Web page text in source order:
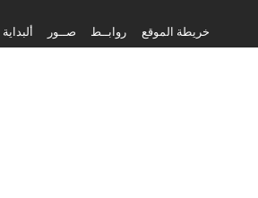
ألبداية صــور روابــط خريطة الموقع